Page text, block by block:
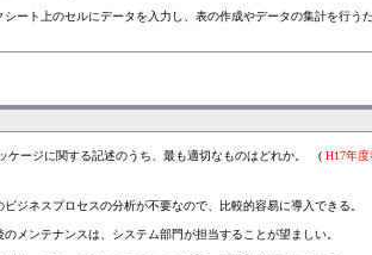
シート上のセルにデータを入力し、表の作成やデータの集計を行う
ケージに関する記述のうち、最も適切なものはどれか。 ( H17年
ビジネスプロセスの分析が不要なので、比較的容易に導入できる。
のメンテナンスは、システム部門が担当することが望ましい。